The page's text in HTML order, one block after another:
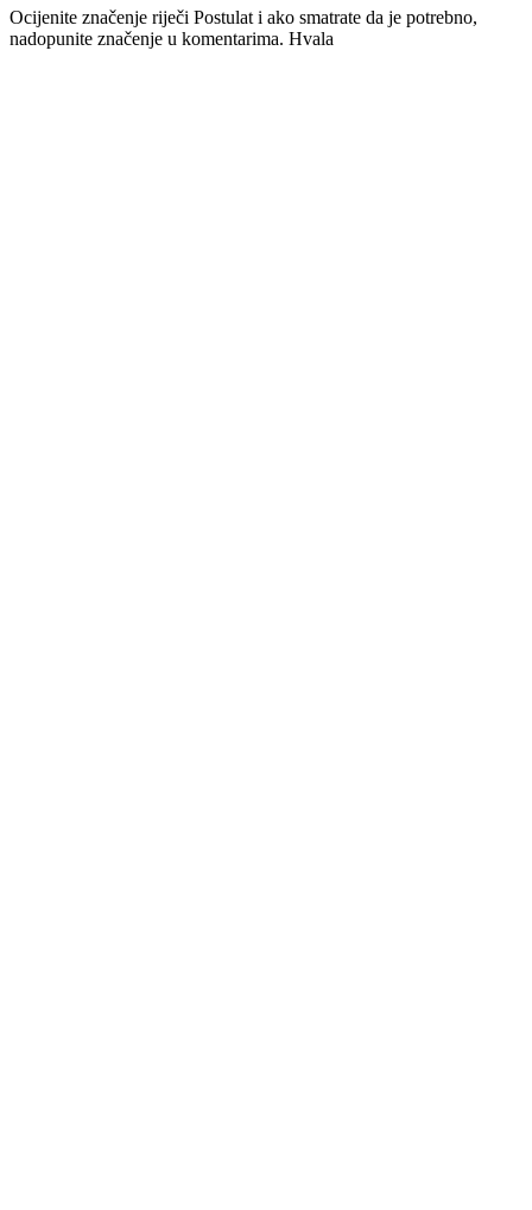
Ocijenite značenje riječi Postulat i ako smatrate da je potrebno,
nadopunite značenje u komentarima. Hvala